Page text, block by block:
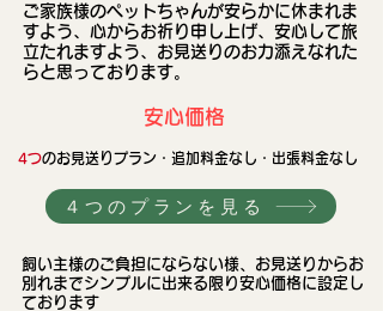
ご家族様のペットちゃんが安らかに休まれま
すよう、心からお祈り申し上げ、安心して旅
立たれますよう、お見送りのお力添えなれた
らと思っております。
​安心価格
4つのお見送りプラン・追加料金なし・出張料金なし
４つのプランを見る
​飼い主様のご負担にならない様、お見送りからお
別れまでシンプルに出来る限り安心価格に設定し
ております